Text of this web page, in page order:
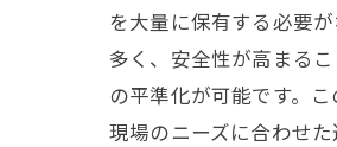
を大量に保有する必要
多く、安全性が高まる
の平準化が可能です。
現場のニーズに合わせ